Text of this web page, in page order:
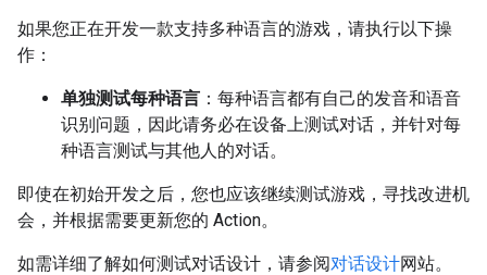
如果您正在开发一款支持多种语言的游戏，请执行以下操
作：
单独测试每种语言 ：每种语言都有自己的发音和语音
识别问题，因此请务必在设备上测试对话，并针对每
种语言测试与其他人的对话。
即使在初始开发之后，您也应该继续测试游戏，寻找改进机
会，并根据需要更新您的 Action。
如需详细了解如何测试对话设计，请参阅对话设计网站。